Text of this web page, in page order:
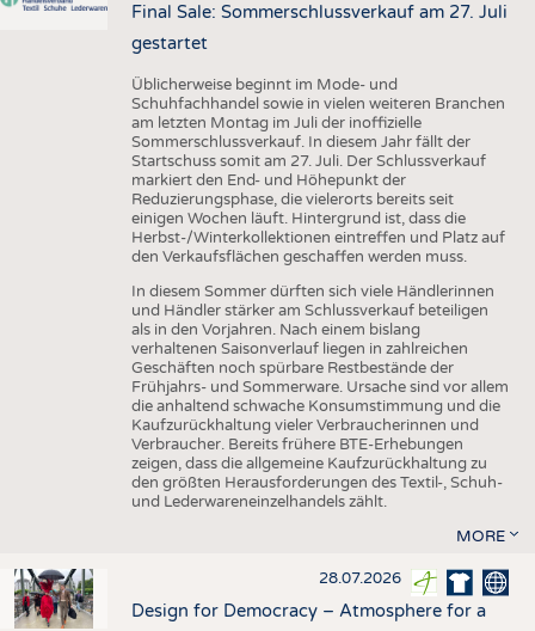
Final Sale: Sommerschlussverkauf am 27. Juli
gestartet
Üblicherweise beginnt im Mode- und
Schuhfachhandel sowie in vielen weiteren Branchen
am letzten Montag im Juli der inoffizielle
Sommerschlussverkauf. In diesem Jahr fällt der
Startschuss somit am 27. Juli. Der Schlussverkauf
markiert den End- und Höhepunkt der
Reduzierungsphase, die vielerorts bereits seit
einigen Wochen läuft. Hintergrund ist, dass die
Herbst-/Winterkollektionen eintreffen und Platz auf
den Verkaufsflächen geschaffen werden muss.
In diesem Sommer dürften sich viele Händlerinnen
und Händler stärker am Schlussverkauf beteiligen
als in den Vorjahren. Nach einem bislang
verhaltenen Saisonverlauf liegen in zahlreichen
Geschäften noch spürbare Restbestände der
Frühjahrs- und Sommerware. Ursache sind vor allem
die anhaltend schwache Konsumstimmung und die
Kaufzurückhaltung vieler Verbraucherinnen und
Verbraucher. Bereits frühere BTE-Erhebungen
zeigen, dass die allgemeine Kaufzurückhaltung zu
den größten Herausforderungen des Textil-, Schuh-
und Lederwareneinzelhandels zählt.
MORE
28.07.2026
Design for Democracy – Atmosphere for a